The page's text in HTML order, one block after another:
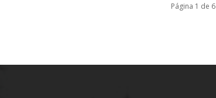
Página 1 de 6